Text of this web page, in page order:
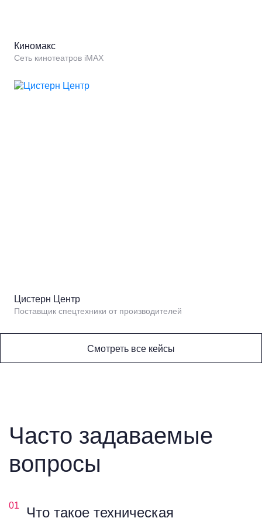
Киномакс
Сеть кинотеатров iMAX
Цистерн Центр
Поставщик спецтехники от производителей
Смотреть все кейсы
Часто задаваемые
вопросы
01 Что такое техническая